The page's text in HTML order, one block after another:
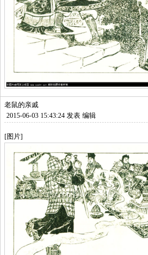
老鼠的亲戚
2015-06-03 15:43:24 发表 编辑
[图片]